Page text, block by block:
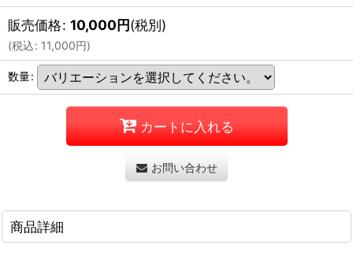
販売価格: 10,000円(税別)
(税込: 11,000円)
数量:
カートに入れる
お問い合わせ
商品詳細